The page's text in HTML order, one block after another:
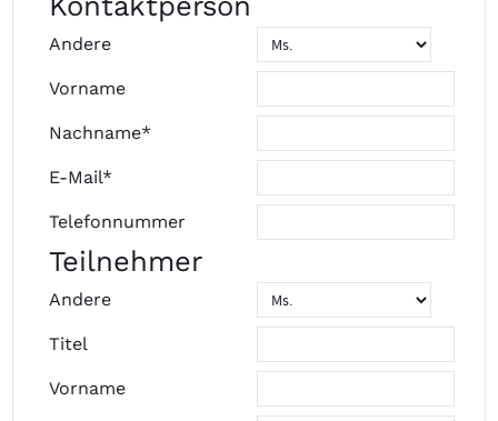
Andere
Vorname
Nachname*
E-Mail*
Telefonnummer
Teilnehmer
Andere
Titel
Vorname